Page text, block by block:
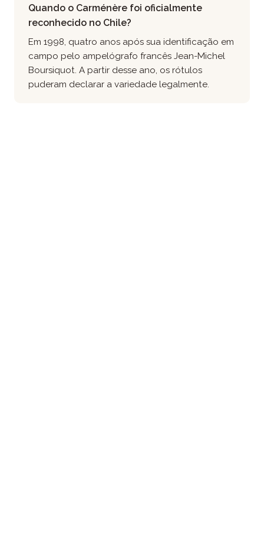
Quando o Carménère foi oficialmente
reconhecido no Chile?
Em 1998, quatro anos após sua identificação em
campo pelo ampelógrafo francês Jean-Michel
Boursiquot. A partir desse ano, os rótulos
puderam declarar a variedade legalmente.